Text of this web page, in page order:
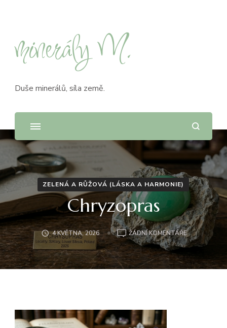
minerály M.
Duše minerálů, síla země.
ZELENÁ A RŮŽOVÁ (LÁSKA A HARMONIE)
Chryzopras
4 KVĚTNA, 2026 ŽÁDNÍ KOMENTÁŘEU